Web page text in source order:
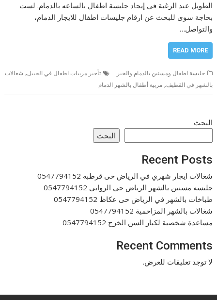
الطويل عند الرغبة في إيجاد جليسة اطفال بالساعه بالدمام. لست
بحاجة سوى للبحث عن ارقام جليسات اطفال للايجار الدمام،
والتواصل…
READ MORE
جليسة اطفال ومسنين بالدمام والخبر تأجير مربيات اطفال في الجبيل, شغالات
بالشهر في القطيف,مربية أطفال بالشهر الدمام
البحث
البحث
Recent Posts
شغالات ايجار شهري في الرياض حى قرطبه 0547794152
جليسه مسنين بالشهر الرياض حي الروابي 0547794152
طباخات بالشهر في الرياض حى عكاظ 0547794152
شغالات بالشهر المزاحمية 0547794152
مساعدة شخصية لكبار السن الخرج 0547794152
Recent Comments
لا توجد تعليقات للعرض.